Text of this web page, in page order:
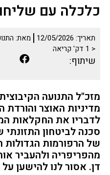
כלכלה עם
תאריך: 12/05/2026 מאת:
< 1
דק' קריאה
שיתוף:
מזכ"ל התנועה
מדיניות האוצר
לדבריו את החקלאות
סכנה לביטחון
של הרפורמות
מהפריפריה ולהעביר
דן. אסור לנו להישען